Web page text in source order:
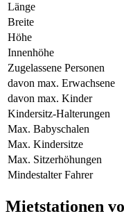
Länge
Breite
Höhe
Innenhöhe
Zugelassene Personen
davon max. Erwachsene
davon max. Kinder
Kindersitz-Halterungen
Max. Babyschalen
Max. Kindersitze
Max. Sitzerhöhungen
Mindestalter Fahrer
Mietstationen